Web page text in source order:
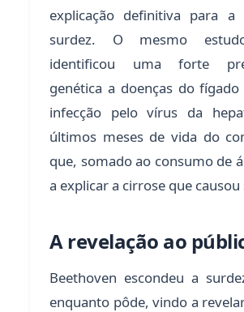
explicação definitiva para a
surdez. O mesmo
identificou uma forte
genética a doenças do
infecção pelo vírus da
últimos meses de vida do
que, somado ao consumo de
a explicar a cirrose que
A revelação ao
Beethoven escondeu a
enquanto pôde, vindo a